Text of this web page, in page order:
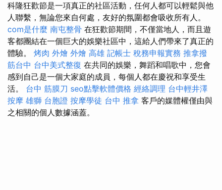
科隆狂歡節是一項真正的社區活動，任何人都可以輕鬆與他
人聯繫，無論您來自何處，友好的氛圍都會吸收所有人。
com是什麼 南屯整骨 在狂歡節期間，不僅當地人，而且遊
客都團結在一個巨大的娛樂社區中，這給人們帶來了真正的
體驗。 烤肉 外燴 外燴 高雄 記帳士 稅務申報實務 推拿撥
筋台中 台中美式整復 在共同的娛樂，舞蹈和唱歌中，您會
感到自己是一個大家庭的成員，每個人都在慶祝和享受生
活。 台中 筋膜刀 seo點擊軟體價格 經絡調理 台中輕井澤
按摩 雄獅 台胞證 按摩學徒 台中 推拿 客戶的媒體權僅由與
之相關的個人數據涵蓋。